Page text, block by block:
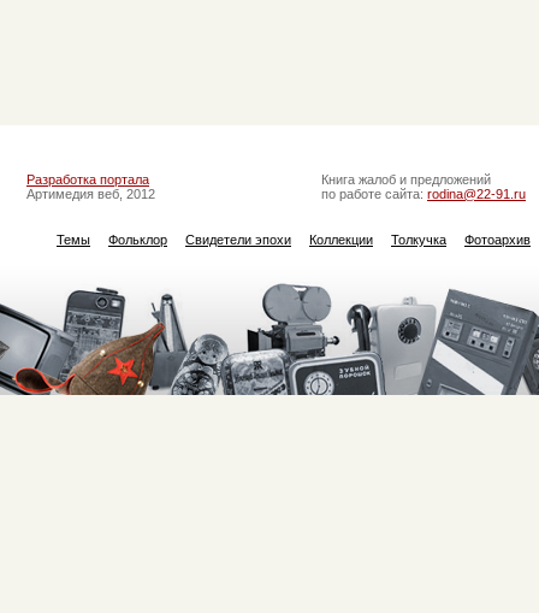
Разработка портала
Артимедия веб, 2012
Книга жалоб и предложений
по работе сайта: rodina@22-91.ru
Темы Фольклор Свидетели эпохи Коллекции Толкучка Фотоархив